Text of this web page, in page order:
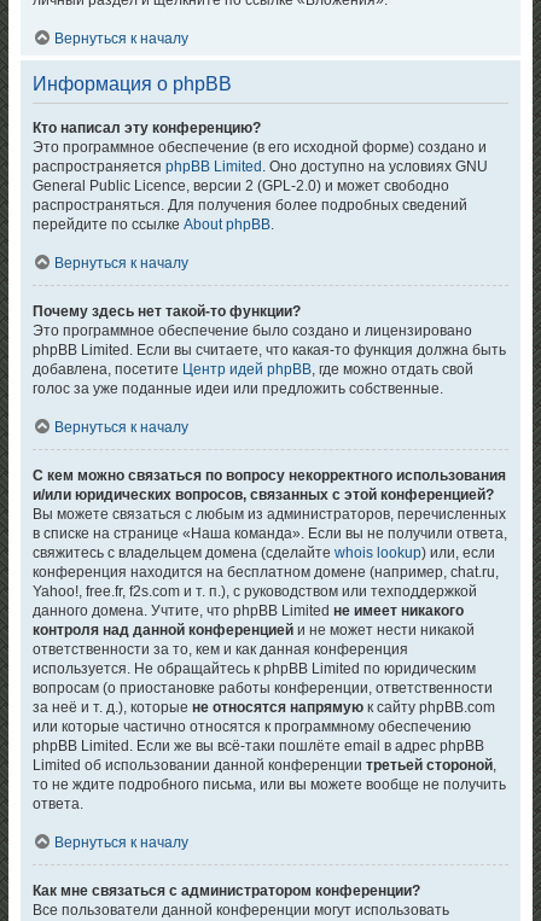
Вернуться к началу
Информация о phpBB
Кто написал эту конференцию?
Это программное обеспечение (в его исходной форме) создано и
распространяетсяphpBB Limited . Оно доступно на условиях GNU
General Public Licence, версии 2 (GPL-2.0) и может свободно
распространяться. Для получения более подробных сведений
перейдите по ссылкеAbout phpBB.
Вернуться к началу
Почему здесь нет такой-то функции?
Это программное обеспечение было создано и лицензировано
phpBB Limited. Если вы считаете, что какая-то функция должна быть
добавлена, посетите Центр идей phpBB, где можно отдать свой
голос за уже поданные идеи или предложить собственные.
Вернуться к началу
С кем можно связаться по вопросу некорректного использования
и/или юридических вопросов, связанных с этой конференцией?
Вы можете связаться с любым из администраторов, перечисленных
в списке на странице «Наша команда». Если вы не получили ответа,
свяжитесь с владельцем домена (сделайтеwhois lookup) или, если
конференция находится на бесплатном домене (например, chat.ru,
Yahoo!, free.fr, f2s.com и т. п.), с руководством или техподдержкой
данного домена. Учтите, что phpBB Limitedне имеет никакого
контроля над данной конференцией и не может нести никакой
ответственности за то, кем и как данная конференция
используется. Не обращайтесь к phpBB Limited по юридическим
вопросам (о приостановке работы конференции, ответственности
за неё и т. д.), которыене относятся напрямую к сайту phpBB.com
или которые частично относятся к программному обеспечению
phpBB Limited. Если же вы всё-таки пошлёте email в адрес phpBB
Limited об использовании данной конференциитретьей стороной,
то не ждите подробного письма, или вы можете вообще не получить
ответа.
Вернуться к началу
Как мне связаться с администратором конференции?
Все пользователи данной конференции могут использовать